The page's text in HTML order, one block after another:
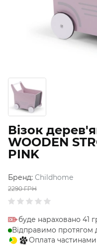
Візок
WOODEN
PINK
Бренд: Childhome
2290 ГРН
буде нараховано 41
Відправимо протягом
Оплата частинами